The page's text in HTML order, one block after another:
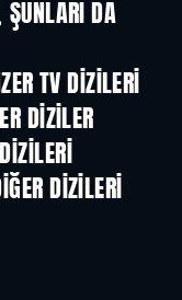
ŞUNLARI DA
TV DIZILERI
TV
DIZILER
TV
2
DIZILERI
TV